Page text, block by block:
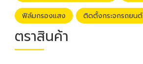
ฟิล์มกรองแสง ติดตั้งกระจกรถยนต์
ตราสินค้า